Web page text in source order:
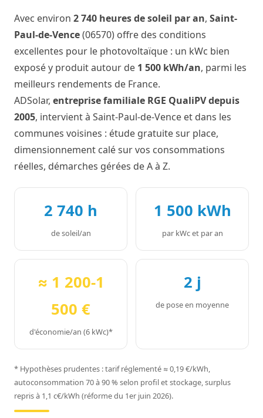
Avec environ 2 740 heures de soleil par an, Saint-
Paul-de-Vence(06570) offre des conditions
excellentes pour le photovoltaïque : un kWc bien
exposé y produit autour de 1 500 kWh/an, parmi les
meilleurs rendements de France.
ADSolar, entreprise familiale RGE QualiPV depuis
2005, intervient à Saint-Paul-de-Vence et dans les
communes voisines : étude gratuite sur place,
dimensionnement calé sur vos consommations
réelles, démarches gérées de A à Z.
2 740 h
de soleil/an
1 500 kWh
par kWc et par an
≈ 1 200-1
500 €
d'économie/an (6 kWc)*
2 j
de pose en moyenne
* Hypothèses prudentes : tarif réglementé ≈ 0,19 €/kWh,
autoconsommation 70 à 90 % selon profil et stockage, surplus
repris à 1,1 c€/kWh (réforme du 1er juin 2026).